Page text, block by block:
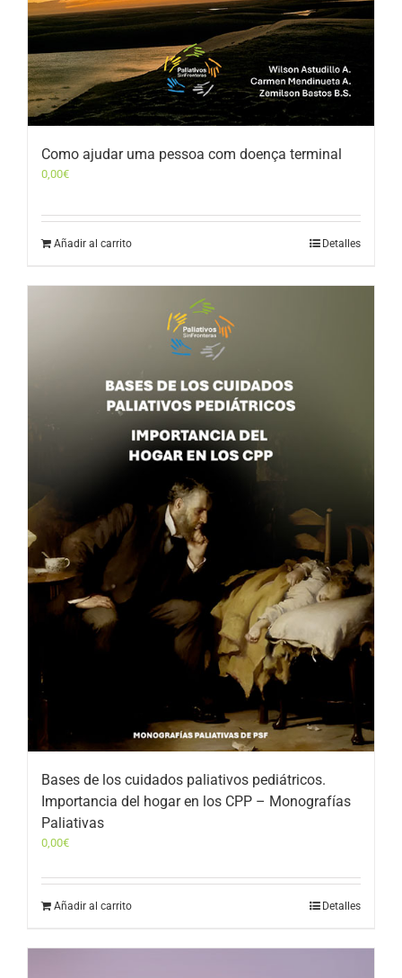
Como ajudar uma pessoa com doença terminal
0,00€
Añadir al carrito Detalles
Bases de los cuidados paliativos pediátricos.
Importancia del hogar en los CPP – Monografías
Paliativas
0,00€
Añadir al carrito Detalles